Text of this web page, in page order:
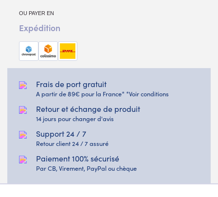
OU PAYER EN
Expédition
Frais de port gratuit
A partir de 89€ pour la France* *Voir conditions
Retour et échange de produit
14 jours pour changer d'avis
Support 24 / 7
Retour client 24 / 7 assuré
Paiement 100% sécurisé
Par CB, Virement, PayPal ou chèque